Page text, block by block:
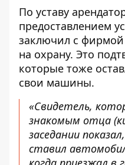
По уставу
предоставлением
заключил с
на охрану. Это
которые тоже
свои машины.
«Свидетель,
знакомым отца
заседании
ставил